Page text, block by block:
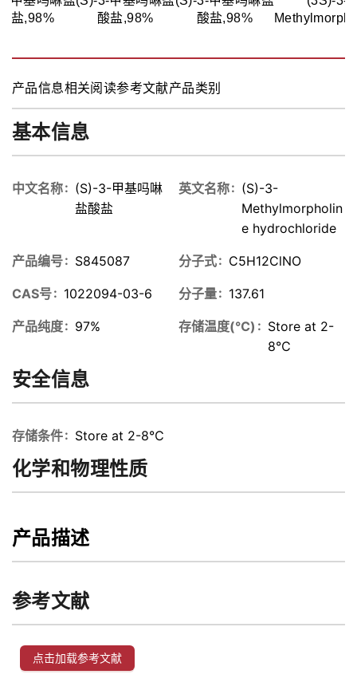
盐,98%
酸盐,98%
酸盐,98%
产品信息相关阅读参考文献产品类别
基本信息
中文名称
(S)-3-甲基吗啉
盐酸盐
英文名称
(S)-3-
Methylmorpholin
e hydrochloride
产品编号 S845087 分子式 C5H12ClNO
CAS号 1022094-03-6 分子量 137.61
产品纯度 97% 存储温度(℃)
Store at 2-
8℃
安全信息
存储条件 Store at 2-8℃
化学和物理性质
产品描述
参考文献
点击加载参考文献